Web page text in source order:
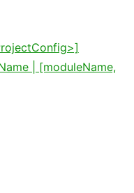
| [moduleName,